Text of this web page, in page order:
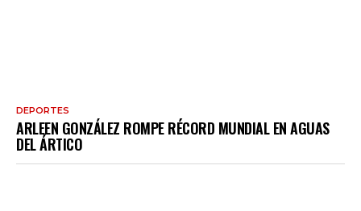
DEPORTES
ARLEEN GONZÁLEZ ROMPE RÉCORD MUNDIAL EN AGUAS
DEL ÁRTICO